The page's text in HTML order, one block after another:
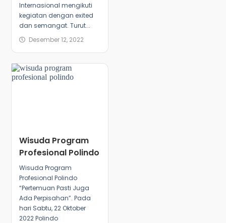
Internasional mengikuti
kegiatan dengan exited
dan semangat. Turut...
Desember 12, 2022
Wisuda Program
Profesional Polindo
Wisuda Program
Profesional Polindo
“Pertemuan Pasti Juga
Ada Perpisahan”. Pada
hari Sabtu, 22 Oktober
2022 Polindo